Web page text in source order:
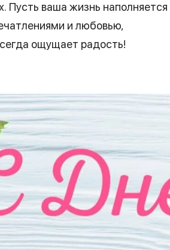
Пусть ваша жизнь наполняется
и любовью,
ощущает радость!